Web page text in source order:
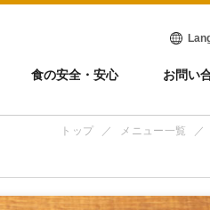
食の安全・安心 お問い
トップ メニュー一覧